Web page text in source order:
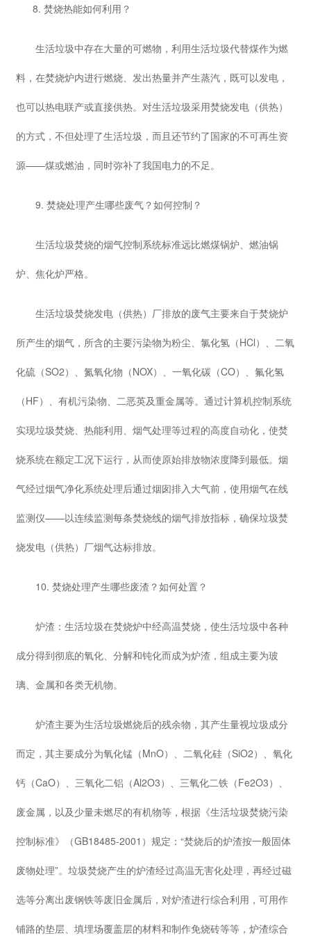
8. 焚烧热能如何利用？
生活垃圾中存在大量的可燃物，利用生活垃圾代替煤作为燃
料，在焚烧炉内进行燃烧、发出热量并产生蒸汽，既可以发电，
也可以热电联产或直接供热。对生活垃圾采用焚烧发电（供热）
的方式，不但处理了生活垃圾，而且还节约了国家的不可再生资
源——煤或燃油，同时弥补了我国电力的不足。
9. 焚烧处理产生哪些废气？如何控制？
生活垃圾焚烧的烟气控制系统标准远比燃煤锅炉、燃油锅
炉、焦化炉严格。
生活垃圾焚烧发电（供热）厂排放的废气主要来自于焚烧炉
所产生的烟气，所含的主要污染物为粉尘、氯化氢（HCl）、二氧
化硫（SO2）、氮氧化物（NOX）、一氧化碳（CO）、氟化氢
（HF）、有机污染物、二恶英及重金属等。通过计算机控制系统
实现垃圾焚烧、热能利用、烟气处理等过程的高度自动化，使焚
烧系统在额定工况下运行，从而使原始排放物浓度降到最低。烟
气经过烟气净化系统处理后通过烟囱排入大气前，使用烟气在线
监测仪——以连续监测每条焚烧线的烟气排放指标，确保垃圾焚
烧发电（供热）厂烟气达标排放。
10. 焚烧处理产生哪些废渣？如何处置？
炉渣：生活垃圾在焚烧炉中经高温焚烧，使生活垃圾中各种
成分得到彻底的氧化、分解和钝化而成为炉渣，组成主要为玻
璃、金属和各类无机物。
炉渣主要为生活垃圾燃烧后的残余物，其产生量视垃圾成分
而定，其主要成分为氧化锰（MnO）、二氧化硅（SiO2）、氧化
钙（CaO）、三氧化二铝（Al2O3）、三氧化二铁（Fe2O3）、
废金属，以及少量未燃尽的有机物等，根据《生活垃圾焚烧污染
控制标准》（GB18485-2001）规定：“焚烧后的炉渣按一般固体
废物处理”。垃圾焚烧产生的炉渣经过高温无害化处理，再经过磁
选等分离出废钢铁等废旧金属后，对炉渣进行综合利用，可用作
铺路的垫层、填埋场覆盖层的材料和制作免烧砖等等，炉渣综合